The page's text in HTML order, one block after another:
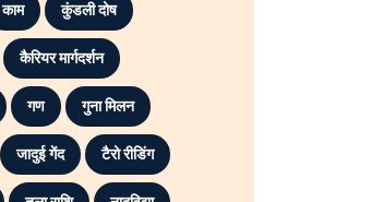
काम कुंडली दोष
कैरियर मार्गदर्शन
गण गुना मिलन
जादुई गेंद टैरो रीडिंग